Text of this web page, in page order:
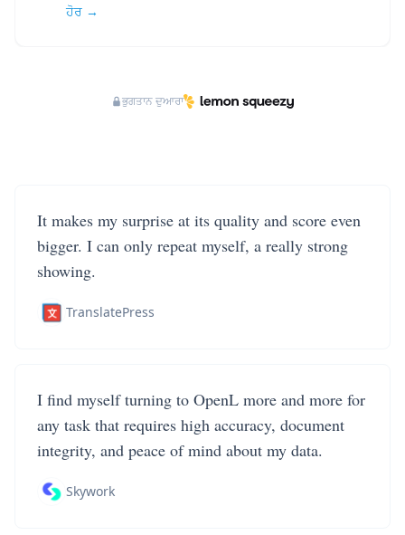
ਹੋਰ →
ਭੁਗਤਾਨ ਦੁਆਰਾ
It makes my surprise at its quality and score even
bigger. I can only repeat myself, a really strong
showing.
TranslatePress
I find myself turning to OpenL more and more for
any task that requires high accuracy, document
integrity, and peace of mind about my data.
Skywork